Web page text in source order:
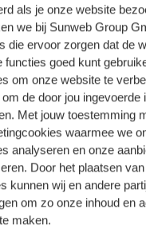
als je onze website
we bij Sunweb Group
die ervoor zorgen dat de
functies goed kunt
om onze website te
de door jou ingevoerde
Met jouw toestemming
waarmee we
analyseren en onze
Door het plaatsen
kunnen wij en andere
om zo onze inhoud en
maken.
m
900 m
m